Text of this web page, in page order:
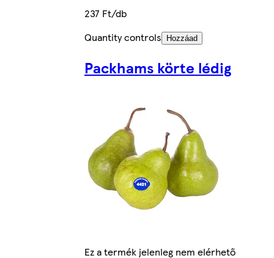
237 Ft/db
Quantity controls
Hozzáad
Packhams körte lédig
Ez a termék jelenleg nem elérhető